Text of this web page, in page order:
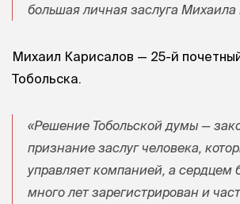
большая личная заслуга Михаила
Михаил Карисалов — 25-й
Тобольска.
«Решение Тобольской думы —
признание заслуг человека,
управляет компанией, а сердцем
много лет зарегистрирован и